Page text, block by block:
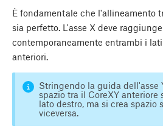
È fondamentale che l'allineamento
sia perfetto. L'asse X deve
contemporaneamente entrambi i
anteriori.
Stringendo la guida dell'asse
spazio tra il CoreXY anteriore
lato destro, ma si crea spazio
viceversa.